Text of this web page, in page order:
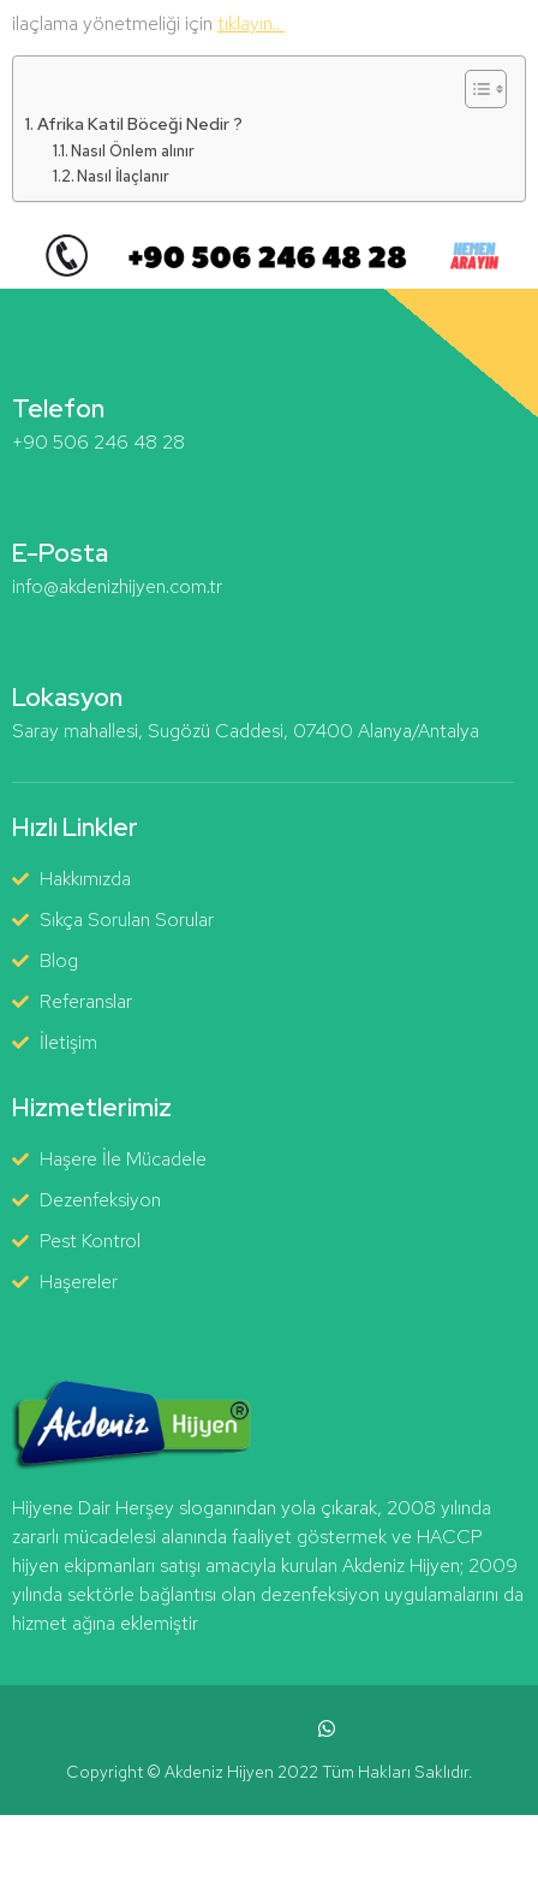
ilaçlama yönetmeliği için tıklayın..
Afrika Katil Böceği Nedir ?
Nasıl Önlem alınır
Nasıl İlaçlanır
Hijyene Dair Herşey sloganından yola çıkarak, 2008 yılında
zararlı mücadelesi alanında faaliyet göstermek ve HACCP
hijyen ekipmanları satışı amacıyla kurulan Akdeniz Hijyen; 2009
yılında sektörle bağlantısı olan dezenfeksiyon uygulamalarını da
hizmet ağına eklemiştir
Telefon
+90 506 246 48 28
E-Posta
info@akdenizhijyen.com.tr
Lokasyon
Saray mahallesi, Sugözü Caddesi, 07400 Alanya/Antalya
Hızlı Linkler
Hakkımızda
Sıkça Sorulan Sorular
Blog
Referanslar
İletişim
Hizmetlerimiz
Haşere İle Mücadele
Dezenfeksiyon
Pest Kontrol
Haşereler
Copyright © Akdeniz Hijyen 2022 Tüm Hakları Saklıdır.